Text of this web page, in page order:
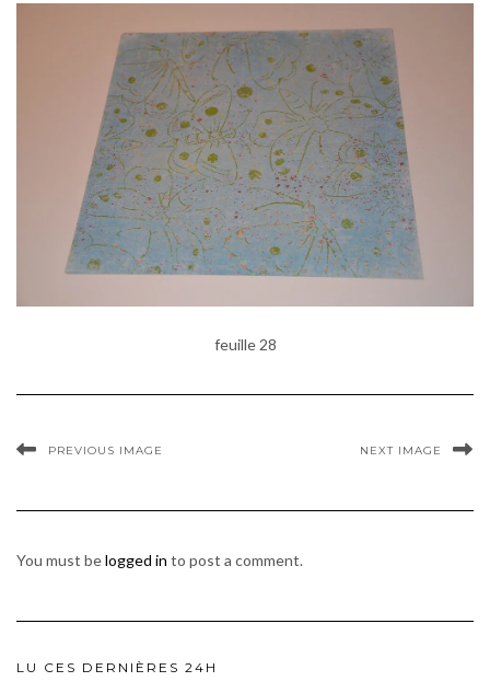
feuille 28
PREVIOUS IMAGE NEXT IMAGE
You must belogged in to post a comment.
LU CES DERNIÈRES 24H